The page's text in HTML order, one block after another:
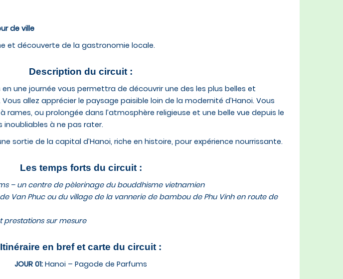
de ville
et découverte de la gastronomie locale.
Description du circuit :
une journée vous permettra de découvrir une des les plus belles et
allez apprécier le paysage paisible loin de la modernité d’Hanoi. Vous
ou prolongée dans l’atmosphère religieuse et une belle vue depuis le
inoubliables à ne pas rater.
sortie de la capital d’Hanoi, riche en histoire, pour expérience nourrissante.
Les temps forts du circuit :
– un centre de pèlerinage du bouddhisme vietnamien
Van Phuc ou du village de la vannerie de bambou de Phu Vinh en route de
prestations sur mesure
Itinéraire en bref et carte du circuit :
JOUR 01:Hanoi – Pagode de Parfums